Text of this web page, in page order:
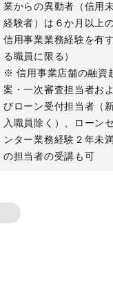
業からの異動者（信用
経験者）は６か月以上
信用事業業務経験を有す
る職員に限る）
※ 信用事業店舗の融資
案・一次審査担当者およ
びローン受付担当者（
入職員除く）、ローンセ
ンター業務経験２年未
の担当者の受講も可